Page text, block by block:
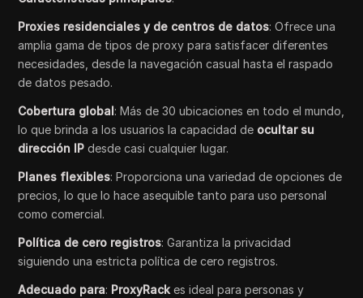
Proxies residenciales y de centros de datos: Ofrece una
amplia gama de tipos de proxy para satisfacer diferentes
necesidades, desde la navegación casual hasta el raspado
de datos pesado.
Cobertura global: Más de 30 ubicaciones en todo el mundo,
lo que brinda a los usuarios la capacidad de ocultar su
dirección IP desde casi cualquier lugar.
Planes flexibles: Proporciona una variedad de opciones de
precios, lo que lo hace asequible tanto para uso personal
como comercial.
Política de cero registros: Garantiza la privacidad
siguiendo una estricta política de cero registros.
Adecuado para: ProxyRack es ideal para personas y